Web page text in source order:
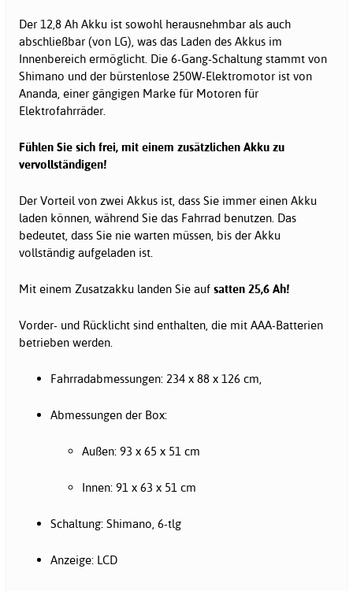
Der 12,8 Ah Akku ist sowohl herausnehmbar als auch
abschließbar (von LG), was das Laden des Akkus im
Innenbereich ermöglicht. Die 6-Gang-Schaltung stammt von
Shimano und der bürstenlose 250W-Elektromotor ist von
Ananda, einer gängigen Marke für Motoren für
Elektrofahrräder.
Fühlen Sie sich frei, mit einem zusätzlichen Akku zu
vervollständigen!
Der Vorteil von zwei Akkus ist, dass Sie immer einen Akku
laden können, während Sie das Fahrrad benutzen. Das
bedeutet, dass Sie nie warten müssen, bis der Akku
vollständig aufgeladen ist.
Mit einem Zusatzakku landen Sie auf satten 25,6 Ah!
Vorder- und Rücklicht sind enthalten, die mit AAA-Batterien
betrieben werden.
Fahrradabmessungen: 234 x 88 x 126 cm,
Abmessungen der Box:
Außen: 93 x 65 x 51 cm
Innen: 91 x 63 x 51 cm
Schaltung: Shimano, 6-tlg
Anzeige: LCD